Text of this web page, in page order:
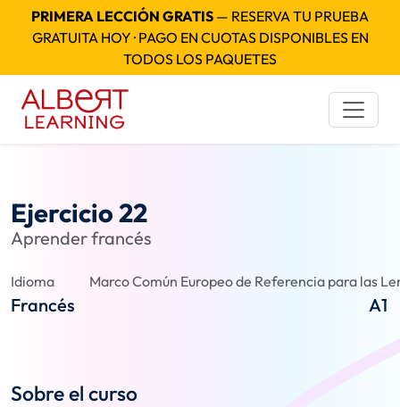
PRIMERA LECCIÓN GRATIS — RESERVA TU PRUEBA
GRATUITA HOY · PAGO EN CUOTAS DISPONIBLES EN
TODOS LOS PAQUETES
Ejercicio 22
Aprender francés
Idioma
Francés
Marco Común Europeo de Referencia para las
A1
Sobre el curso